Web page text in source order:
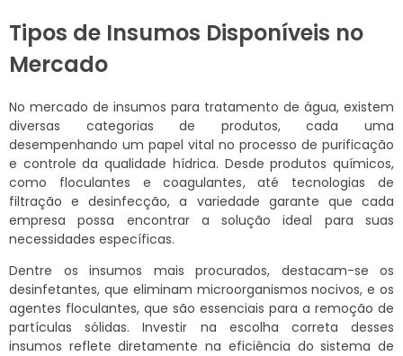
Tipos de Insumos Disponíveis no
Mercado
No mercado de insumos para tratamento de água, existem
diversas categorias de produtos, cada uma
desempenhando um papel vital no processo de purificação
e controle da qualidade hídrica. Desde produtos químicos,
como floculantes e coagulantes, até tecnologias de
filtração e desinfecção, a variedade garante que cada
empresa possa encontrar a solução ideal para suas
necessidades específicas.
Dentre os insumos mais procurados, destacam-se os
desinfetantes, que eliminam microorganismos nocivos, e os
agentes floculantes, que são essenciais para a remoção de
partículas sólidas. Investir na escolha correta desses
insumos reflete diretamente na eficiência do sistema de